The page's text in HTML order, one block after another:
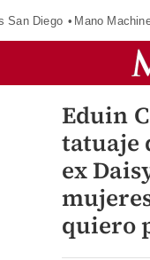
San Diego Mano
Eduin
tatuaje
ex
quiero